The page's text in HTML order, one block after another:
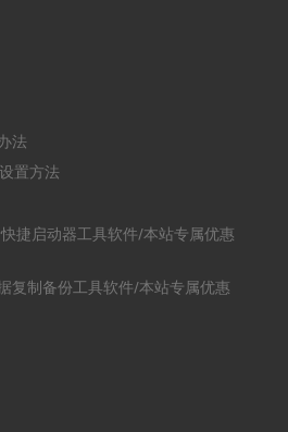
法
置方法
捷启动器工具软件/本站专属优惠
复制备份工具软件/本站专属优惠